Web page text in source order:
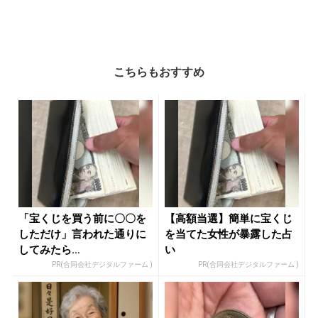
こちらもおすすめ
「宝くじを買う前に〇〇を
しただけ」言われた通りに
してみたら…
PR(合同会社デジタルファーム )
【高額当選】簡単に宝くじ
を当てた女性が暴露した占
い
PR(合同会社デジタルファーム )